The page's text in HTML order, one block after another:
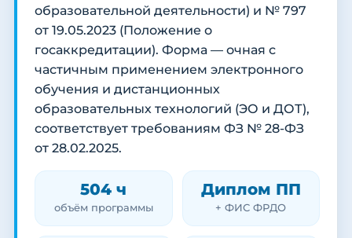
образовательной деятельности) и № 797
от 19.05.2023 (Положение о
госаккредитации). Форма — очная с
частичным применением электронного
обучения и дистанционных
образовательных технологий (ЭО и ДОТ),
соответствует требованиям ФЗ № 28-ФЗ
от 28.02.2025.
504 ч
объём программы
Диплом ПП
+ ФИС ФРДО